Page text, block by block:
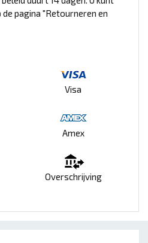
pagina "Retourneren en
Visa
Amex
Overschrijving